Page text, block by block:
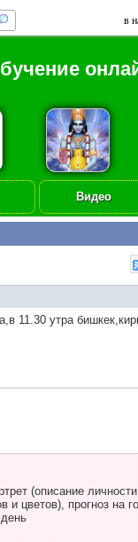
в
Видео
11.30 утра
(описание
и цветов), прогноз на